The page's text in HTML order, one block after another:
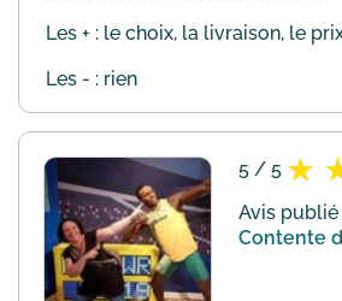
Les + : le choix, la livraison, le
Les - : rien
5 / 5
Avis
Contente